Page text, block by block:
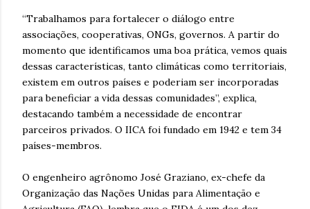
“Trabalhamos para fortalecer o diálogo entre
associações, cooperativas, ONGs, governos. A partir do
momento que identificamos uma boa prática, vemos quais
dessas características, tanto climáticas como territoriais,
existem em outros países e poderiam ser incorporadas
para beneficiar a vida dessas comunidades”, explica,
destacando também a necessidade de encontrar
parceiros privados. O IICA foi fundado em 1942 e tem 34
países-membros.
O engenheiro agrônomo José Graziano, ex-chefe da
Organização das Nações Unidas para Alimentação e